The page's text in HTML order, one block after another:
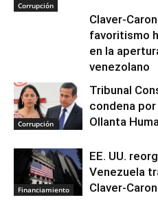
Corrupción
Claver-
favoritismo
en la
venezolano
Corrupción
Tribunal
condena
Ollanta
Financiamiento
EE. UU.
Venezuela
Claver-